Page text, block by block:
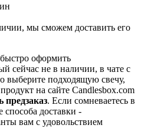
мы сможем доставить его
оформить
сейчас не в наличии, в чате с
выберите подходящую свечу,
на сайте Candlesbox.com
. Если сомневаетесь в
способа доставки -
вам с удовольствием